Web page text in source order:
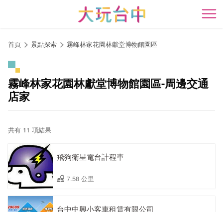
開
首頁 景點探索 霧峰林家花園林獻堂博物館園區
霧峰林家花園林獻堂博物館園區-周邊交通
店家
共有 11 項結果
飛狗衛星電台計程車
7.58 公里
台中中興小客車租賃有限公司